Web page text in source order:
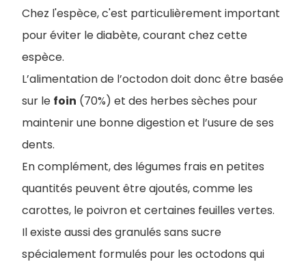
Chez l'espèce, c'est particulièrement important
pour éviter le diabète, courant chez cette
espèce.
L’alimentation de l’octodon doit donc être basée
sur le foin (70%) et des herbes sèches pour
maintenir une bonne digestion et l’usure de ses
dents.
En complément, des légumes frais en petites
quantités peuvent être ajoutés, comme les
carottes, le poivron et certaines feuilles vertes.
Il existe aussi des granulés sans sucre
spécialement formulés pour les octodons qui